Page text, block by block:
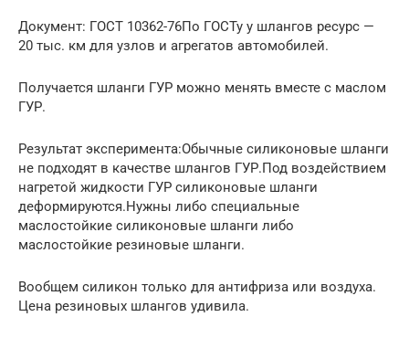
Документ: ГОСТ 10362-76По ГОСТу у шлангов ресурс —
20 тыс. км для узлов и агрегатов автомобилей.
Получается шланги ГУР можно менять вместе с маслом
ГУР.
Результат эксперимента:Обычные силиконовые шланги
не подходят в качестве шлангов ГУР.Под воздействием
нагретой жидкости ГУР силиконовые шланги
деформируются.Нужны либо специальные
маслостойкие силиконовые шланги либо
маслостойкие резиновые шланги.
Вообщем силикон только для антифриза или воздуха.
Цена резиновых шлангов удивила.